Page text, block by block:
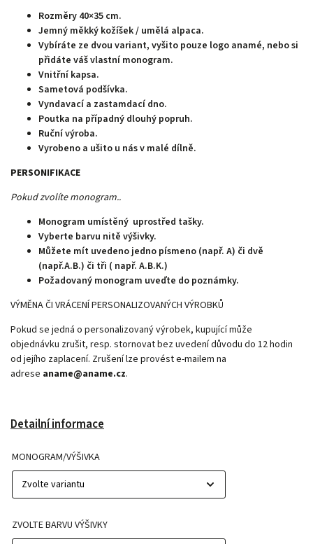
Rozměry 40×35 cm.
Jemný měkký kožíšek / umělá alpaca.
Vybíráte ze dvou variant, vyšito pouze logo anamé, nebo si
přidáte váš vlastní monogram.
Vnitřní kapsa.
Sametová podšívka.
Vyndavací a zastamdací dno.
Poutka na případný dlouhý popruh.
Ruční výroba.
Vyrobeno a ušito u nás v malé dílně.
PERSONIFIKACE
Pokud zvolíte monogram..
Monogram umístěný uprostřed tašky.
Vyberte barvu nitě výšivky.
Můžete mít uvedeno jedno písmeno (např. A) či dvě
(např.A.B.) či tři ( např. A.B.K.)
Požadovaný monogram uveďte do poznámky.
VÝMĚNA ČI VRÁCENÍ PERSONALIZOVANÝCH VÝROBKŮ
Pokud se jedná o personalizovaný výrobek, kupující může
objednávku zrušit, resp. stornovat bez uvedení důvodu do 12 hodin
od jejího zaplacení. Zrušení lze provést e-mailem na
adrese aname@aname.cz.
Detailní informace
MONOGRAM/VÝŠIVKA
ZVOLTE BARVU VÝŠIVKY